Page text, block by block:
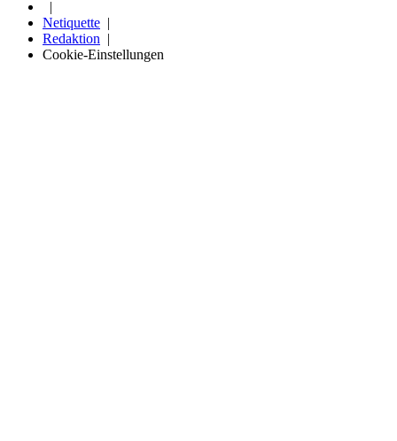
Netiquette
Redaktion
Cookie-Einstellungen